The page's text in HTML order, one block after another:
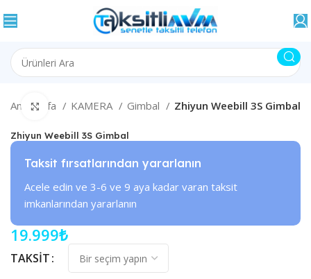
Ana Sayfa KAMERA Gimbal Zhiyun Weebill 3S Gimbal
Büyütmek için tıklayın
Zhiyun Weebill 3S Gimbal
Taksit fırsatlarından yararlanın
Acele edin ve 3-6 ve 9 aya kadar varan taksit
imkanlarından yararlanın
19.999₺
TAKSIT